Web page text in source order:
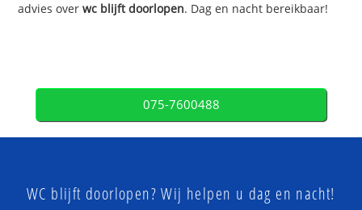
advies overwc blijft doorlopen. Dag en nacht bereikbaar!
075-7600488
WC blijft doorlopen? Wij helpen u dag en nacht!